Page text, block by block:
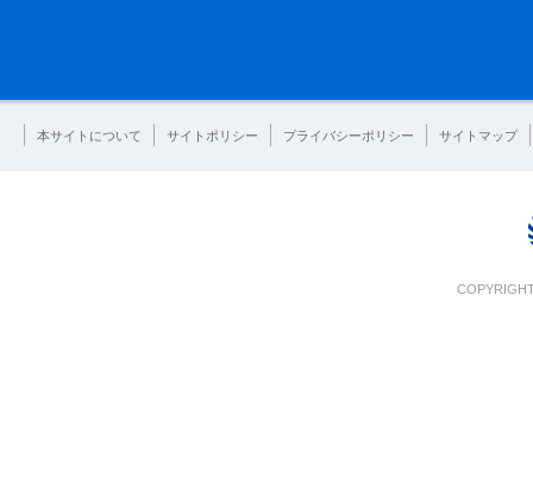
本サイトについて サイトポリシー プライバシーポリシー サイトマップ